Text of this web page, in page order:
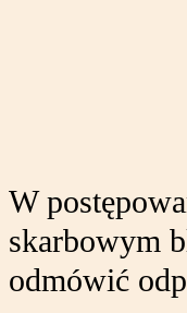
W
skarbowym
odmówić